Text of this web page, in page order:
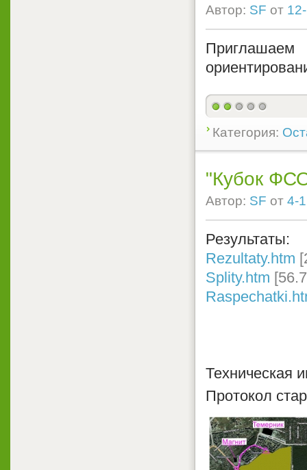
Автор: SF от
Категория:
"Кубок
Автор: SF от 4-
Результаты:
Rezultaty.htm
Splity.htm
Техническая
Протокол